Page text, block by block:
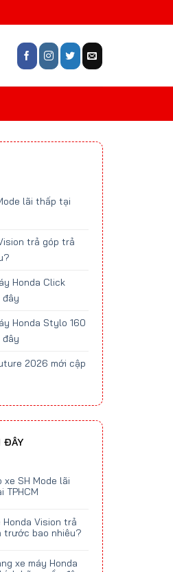
lãi thấp tại
trả góp trả
Honda Click
đây
Honda Stylo 160
đây
2026 mới cập
ĐÂY
xe SH Mode lãi
TPHCM
Honda Vision trả
trước bao nhiêu?
xe máy Honda